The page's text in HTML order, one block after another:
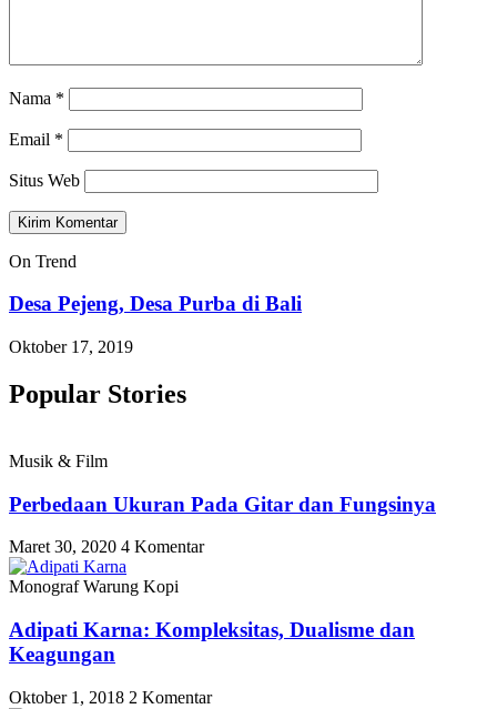
Nama *
Email *
Situs Web
On Trend
Desa Pejeng, Desa Purba di Bali
Oktober 17, 2019
Popular Stories
Musik & Film
Perbedaan Ukuran Pada Gitar dan Fungsinya
Maret 30, 2020 4 Komentar
Monograf Warung Kopi
Adipati Karna: Kompleksitas, Dualisme dan
Keagungan
Oktober 1, 2018 2 Komentar